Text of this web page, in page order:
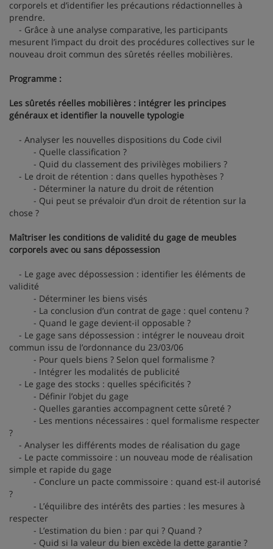
corporels et d’identifier les précautions rédactionnelles à
prendre.
- Grâce à une analyse comparative, les participants
mesurent l’impact du droit des procédures collectives sur le
nouveau droit commun des sûretés réelles mobilières.
Programme :
Les sûretés réelles mobilières : intégrer les principes
généraux et identifier la nouvelle typologie
- Analyser les nouvelles dispositions du Code civil
- Quelle classification ?
- Quid du classement des privilèges mobiliers ?
- Le droit de rétention : dans quelles hypothèses ?
- Déterminer la nature du droit de rétention
- Qui peut se prévaloir d’un droit de rétention sur la
chose ?
Maîtriser les conditions de validité du gage de meubles
corporels avec ou sans dépossession
- Le gage avec dépossession : identifier les éléments de
validité
- Déterminer les biens visés
- La conclusion d’un contrat de gage : quel contenu ?
- Quand le gage devient-il opposable ?
- Le gage sans dépossession : intégrer le nouveau droit
commun issu de l’ordonnance du 23/03/06
- Pour quels biens ? Selon quel formalisme ?
- Intégrer les modalités de publicité
- Le gage des stocks : quelles spécificités ?
- Définir l’objet du gage
- Quelles garanties accompagnent cette sûreté ?
- Les mentions nécessaires : quel formalisme respecter
?
- Analyser les différents modes de réalisation du gage
- Le pacte commissoire : un nouveau mode de réalisation
simple et rapide du gage
- Conclure un pacte commissoire : quand est-il autorisé
?
- L’équilibre des intérêts des parties : les mesures à
respecter
- L’estimation du bien : par qui ? Quand ?
- Quid si la valeur du bien excède la dette garantie ?